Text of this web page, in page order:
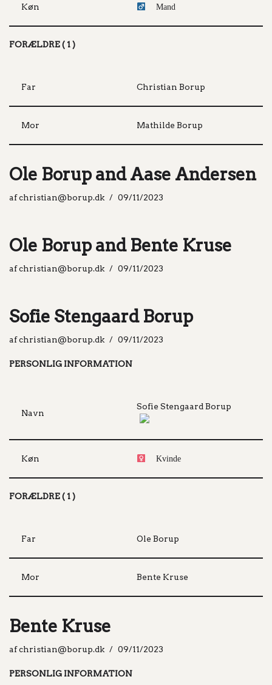
Køn Mand
FORÆLDRE ( 1 )
Far Christian Borup
Mor Mathilde Borup
Ole Borup and Aase Andersen
afchristian@borup.dk 09/11/2023
Ole Borup and Bente Kruse
afchristian@borup.dk 09/11/2023
Sofie Stengaard Borup
afchristian@borup.dk 09/11/2023
PERSONLIG INFORMATION
Navn
Sofie Stengaard Borup
Køn Kvinde
FORÆLDRE ( 1 )
Far Ole Borup
Mor Bente Kruse
Bente Kruse
afchristian@borup.dk 09/11/2023
PERSONLIG INFORMATION